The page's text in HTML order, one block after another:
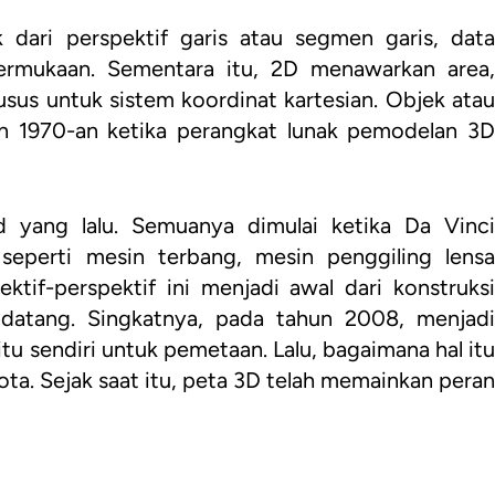
perspektif garis atau segmen garis, data
Sementara itu, 2D menawarkan area,
untuk sistem koordinat kartesian. Objek atau
an ketika perangkat lunak pemodelan 3D
lalu. Semuanya dimulai ketika Da Vinci
mesin terbang, mesin penggiling lensa
perspektif ini menjadi awal dari konstruksi
Singkatnya, pada tahun 2008, menjadi
sendiri untuk pemetaan. Lalu, bagaimana hal itu
Sejak saat itu, peta 3D telah memainkan peran